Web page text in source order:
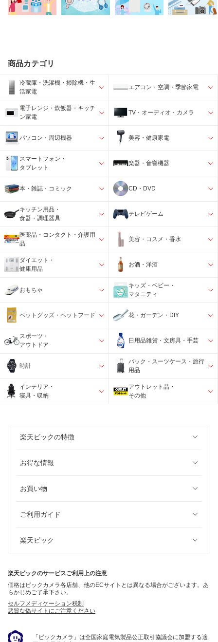
商品カテゴリ
冷蔵庫・洗濯機・掃除機・生
活家電
エアコン・空調・季節家電
電子レンジ・炊飯器・キッチ
ン家電
TV・オーディオ・カメラ
パソコン・周辺機器 美容・健康家電
スマートフォン・
タブレット
楽器・音響機器
本・雑誌・コミック CD・DVD
キッチン用品・
食器・調理器具
テレビゲーム
医薬品・コンタクト・介護用
品
美容・コスメ・香水
ダイエット・
健康用品
お酒・洋酒
おもちゃ
キッズ・ベビー・
マタニティ
ペットグッズ・ペットフード 花・ガーデン・DIY
スポーツ・
アウトドア
日用品雑貨・文房具・手芸
時計
バック・スーツケース・旅行
用品
インテリア・
寝具・収納
アウトレット品・
その他
楽天ビックの特徴
お得な情報
お買い物
ご利用ガイド
楽天ビック
楽天ビックのサービスご利用上の注意
価格はビックカメラ各店舗、他のECサイトとは異なる場合がございます。あ
らかじめご了承下さい。
セルフメディケーション税制
悪質な偽サイトにご注意ください
「ビックカメラ」は全国家庭電気製品公正取引協議会に加盟する適